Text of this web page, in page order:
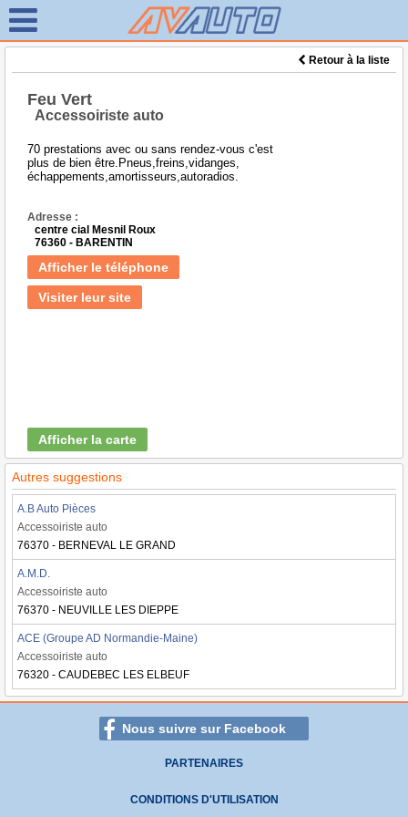
Retour à la liste
Feu Vert
Accessoiriste auto
70 prestations avec ou sans rendez-vous c'est
plus de bien être.Pneus,freins,vidanges,
échappements,amortisseurs,autoradios.
Adresse :
centre cial Mesnil Roux
76360 - BARENTIN
Afficher le téléphone
Visiter leur site
Afficher la carte
Autres suggestions
A.B Auto Pièces
Accessoiriste auto
76370 - BERNEVAL LE GRAND
A.M.D.
Accessoiriste auto
76370 - NEUVILLE LES DIEPPE
ACE (Groupe AD Normandie-Maine)
Accessoiriste auto
76320 - CAUDEBEC LES ELBEUF
Nous suivre sur Facebook
PARTENAIRES
CONDITIONS D'UTILISATION